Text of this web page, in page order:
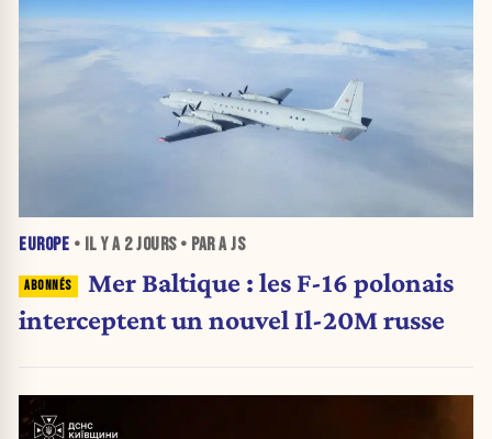
EUROPE • IL Y A 2 JOURS• PAR A JS
Mer Baltique : les F-16 polonais
interceptent un nouvel Il-20M russe